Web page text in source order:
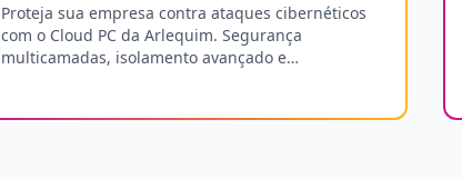
Proteja sua empresa contra ataques cibernéticos
com o Cloud PC da Arlequim. Segurança
multicamadas, isolamento avançado e